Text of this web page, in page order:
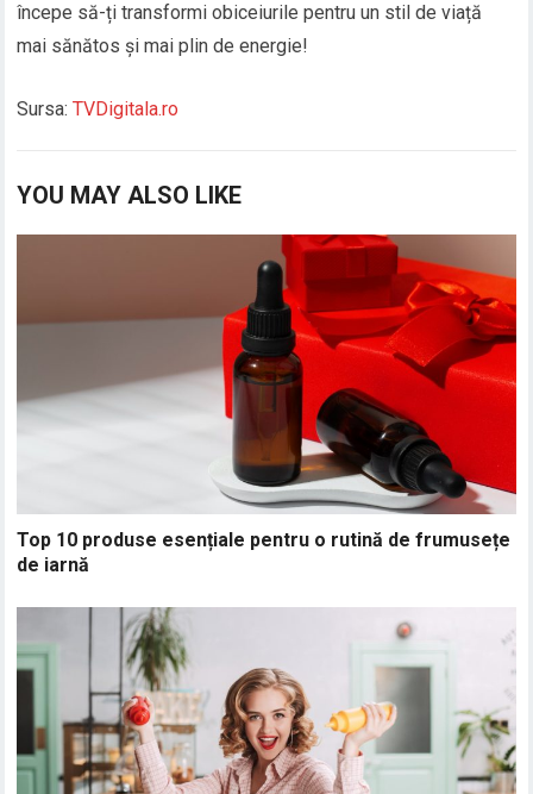
începe să-ți transformi obiceiurile pentru un stil de viață
mai sănătos și mai plin de energie!
Sursa:TVDigitala.ro
YOU MAY ALSO LIKE
Top 10 produse esențiale pentru o rutină de frumusețe
de iarnă